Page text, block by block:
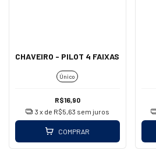
CHAVEIRO - PILOT 4 FAIXAS
Único
R$16,90
3 x de R$5,63 sem juros
COMPRAR